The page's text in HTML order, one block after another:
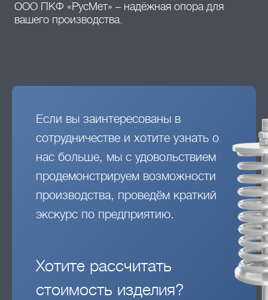
ООО ПКФ «РусМет» – надёжная опора для
вашего производства.
Если вы заинтересованы в
сотрудничестве и хотите узнать о
нас больше, мы с удовольствием
продемонстрируем возможности
производства, проведём краткий
экскурс по предприятию.
Хотите рассчитать
стоимость изделия?